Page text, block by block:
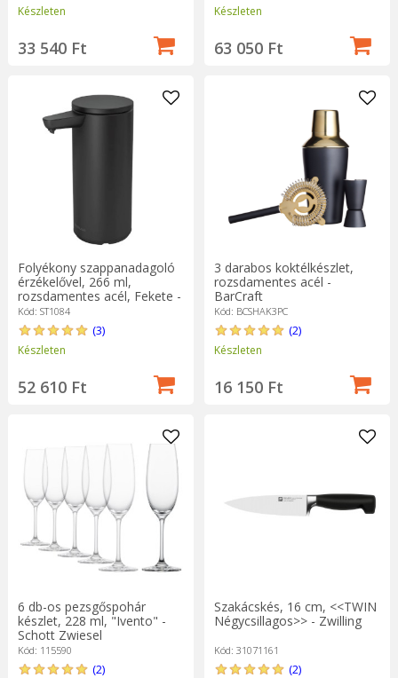
Készleten
33 540 Ft
Készleten
63 050 Ft
Folyékony szappanadagoló
érzékelővel, 266 ml,
rozsdamentes acél, Fekete -
simplehuman
Kód: ST1084
(3)
Készleten
52 610 Ft
3 darabos koktélkészlet,
rozsdamentes acél -
BarCraft
Kód: BCSHAK3PC
(2)
Készleten
16 150 Ft
6 db-os pezsgőspohár
készlet, 228 ml, "Ivento" -
Schott Zwiesel
Kód: 115590
(2)
Szakácskés, 16 cm, <<TWIN
Négycsillagos>> - Zwilling
Kód: 31071161
(2)